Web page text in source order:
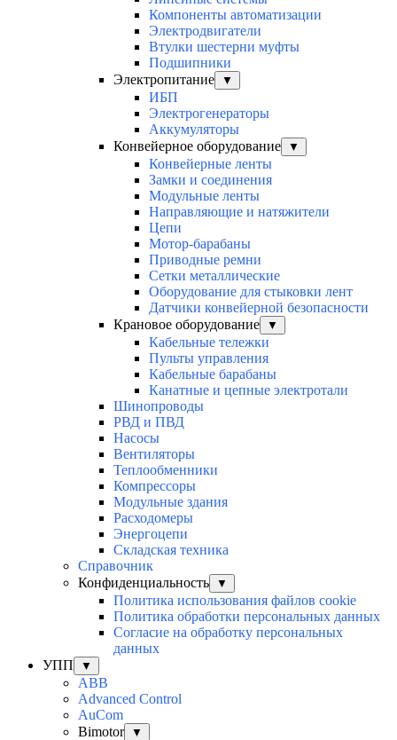
Компоненты автоматизации
Электродвигатели
Втулки шестерни муфты
Подшипники
Электропитание
▼
ИБП
Электрогенераторы
Аккумуляторы
Конвейерное оборудование
▼
Конвейерные ленты
Замки и соединения
Модульные ленты
Направляющие и натяжители
Цепи
Мотор-барабаны
Приводные ремни
Сетки металлические
Оборудование для стыковки лент
Датчики конвейерной безопасности
Крановое оборудование
▼
Кабельные тележки
Пульты управления
Кабельные барабаны
Канатные и цепные электротали
Шинопроводы
РВД и ПВД
Насосы
Вентиляторы
Теплообменники
Компрессоры
Модульные здания
Расходомеры
Энергоцепи
Складская техника
Справочник
Конфиденциальность
▼
Политика использования файлов cookie
Политика обработки персональных данных
Согласие на обработку персональных
данных
УПП
▼
ABB
Advanced Control
AuСom
Bimotor
▼